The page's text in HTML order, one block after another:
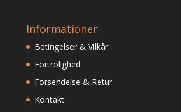
Informationer
Betingelser & Vilkår
Fortrolighed
Forsendelse & Retur
Kontakt